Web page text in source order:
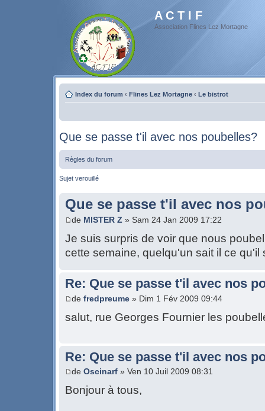
A C T I F
Association Flines Lez Mortagne
Index du forum ‹ Flines Lez Mortagne ‹ Le bistrot
Que se passe t'il avec nos poubelles?
Règles du forum
Sujet verouillé
Que se passe t'il avec nos
de MISTER Z » Sam 24 Jan 2009 17:22
Je suis surpris de voir que nous
cette semaine, quelqu'un sait il ce qu'il
Re: Que se passe t'il avec nos
de fredpreume » Dim 1 Fév 2009 09:44
salut, rue Georges Fournier les
Re: Que se passe t'il avec nos
de Oscinarf » Ven 10 Juil 2009 08:31
Bonjour à tous,